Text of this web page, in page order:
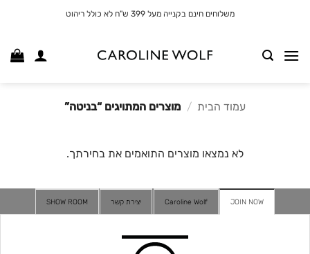
משלוחים חינם בקנייה מעל 399 ש"ח לא כולל ריהוט
עמוד הבית / מוצרים המתויגים “בניטה”
לא נמצאו מוצרים התואמים את בחירתך.
JOIN NOW
Caroline Wolf יצירת קשר SHOW ROOM